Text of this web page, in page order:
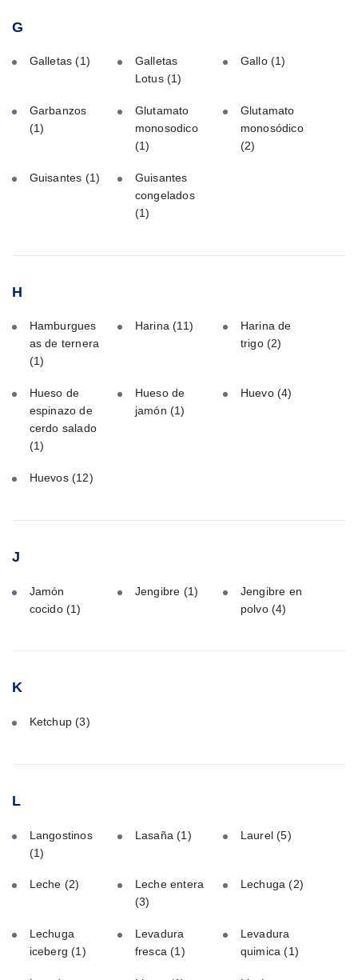
G
Galletas(1)
Galletas
Lotus (1)
Gallo(1)
Garbanzos
(1)
Glutamato
monosodico
(1)
Glutamato
monosódico
(2)
Guisantes (1)
Guisantes
congelados
(1)
H
Hamburgues
as de ternera
(1)
Harina(11)
Harina de
trigo(2)
Hueso de
espinazo de
cerdo salado
(1)
Hueso de
jamón (1)
Huevo(4)
Huevos (12)
J
Jamón
cocido (1)
Jengibre (1)
Jengibre en
polvo(4)
K
Ketchup(3)
L
Langostinos
(1)
Lasaña(1) Laurel(5)
Leche (2)
Leche entera
(3)
Lechuga(2)
Lechuga
iceberg(1)
Levadura
fresca(1)
Levadura
quimica(1)